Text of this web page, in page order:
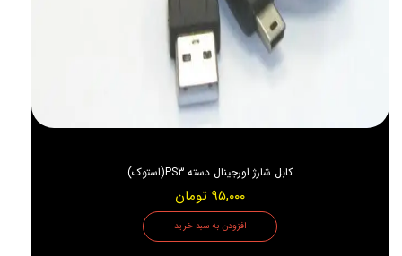
کابل شارژ اورجینال دسته PS3(استوک)
۹۵,۰۰۰ تومان
افزودن به سبد خرید